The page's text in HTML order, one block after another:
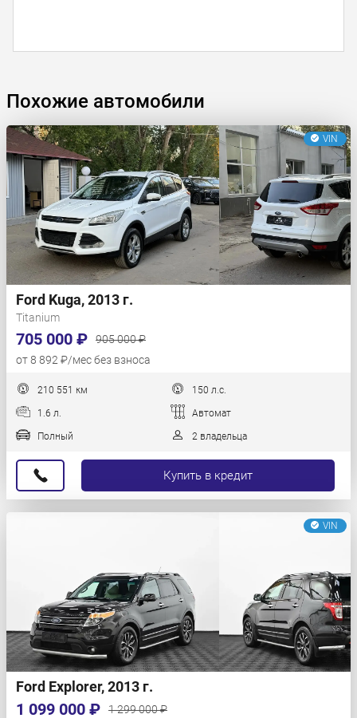
Похожие автомобили
VIN
Ford Kuga, 2013 г.
Titanium
705 000 ₽
905 000 ₽
от 8 892 ₽/мес без взноса
210 551 км 150 л.с.
1.6 л. Автомат
Полный 2 владельца
Купить в кредит
VIN
Ford Explorer, 2013 г.
1 099 000 ₽ 1 299 000 ₽